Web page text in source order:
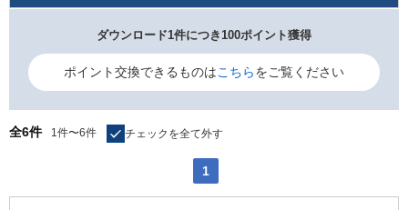
ダウンロード1件につき100ポイント獲得
ポイント交換できるものはこちらをご覧ください
全6件 1件〜6件 チェックを全て外す
1